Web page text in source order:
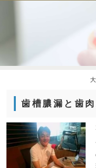
歯槽膿漏と歯